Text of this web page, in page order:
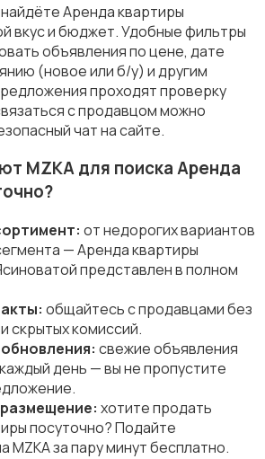
Аренда квартиры
вкус и бюджет. Удобные фильтры
объявления по цене, дате
(новое или б/у) и другим
проходят проверку
с продавцом можно
чат на сайте.
MZKA для поиска Аренда
от недорогих вариантов
— Аренда квартиры
представлен в полном
общайтесь с продавцами без
скрытых комиссий.
свежие объявления
день — вы не пропустите
хотите продать
посуточно? Подайте
MZKA за пару минут бесплатно.